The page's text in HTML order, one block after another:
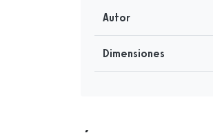
Autor
Dimensiones